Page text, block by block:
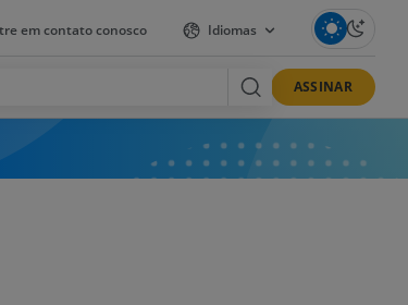
em contato conosco Idiomas
ASSINAR